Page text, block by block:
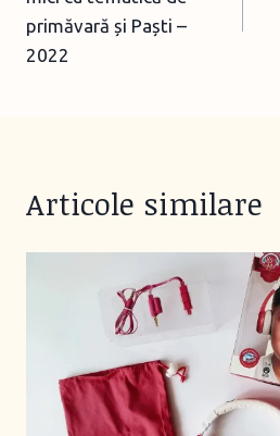
primăvară și Paști –
2022
Articole similare